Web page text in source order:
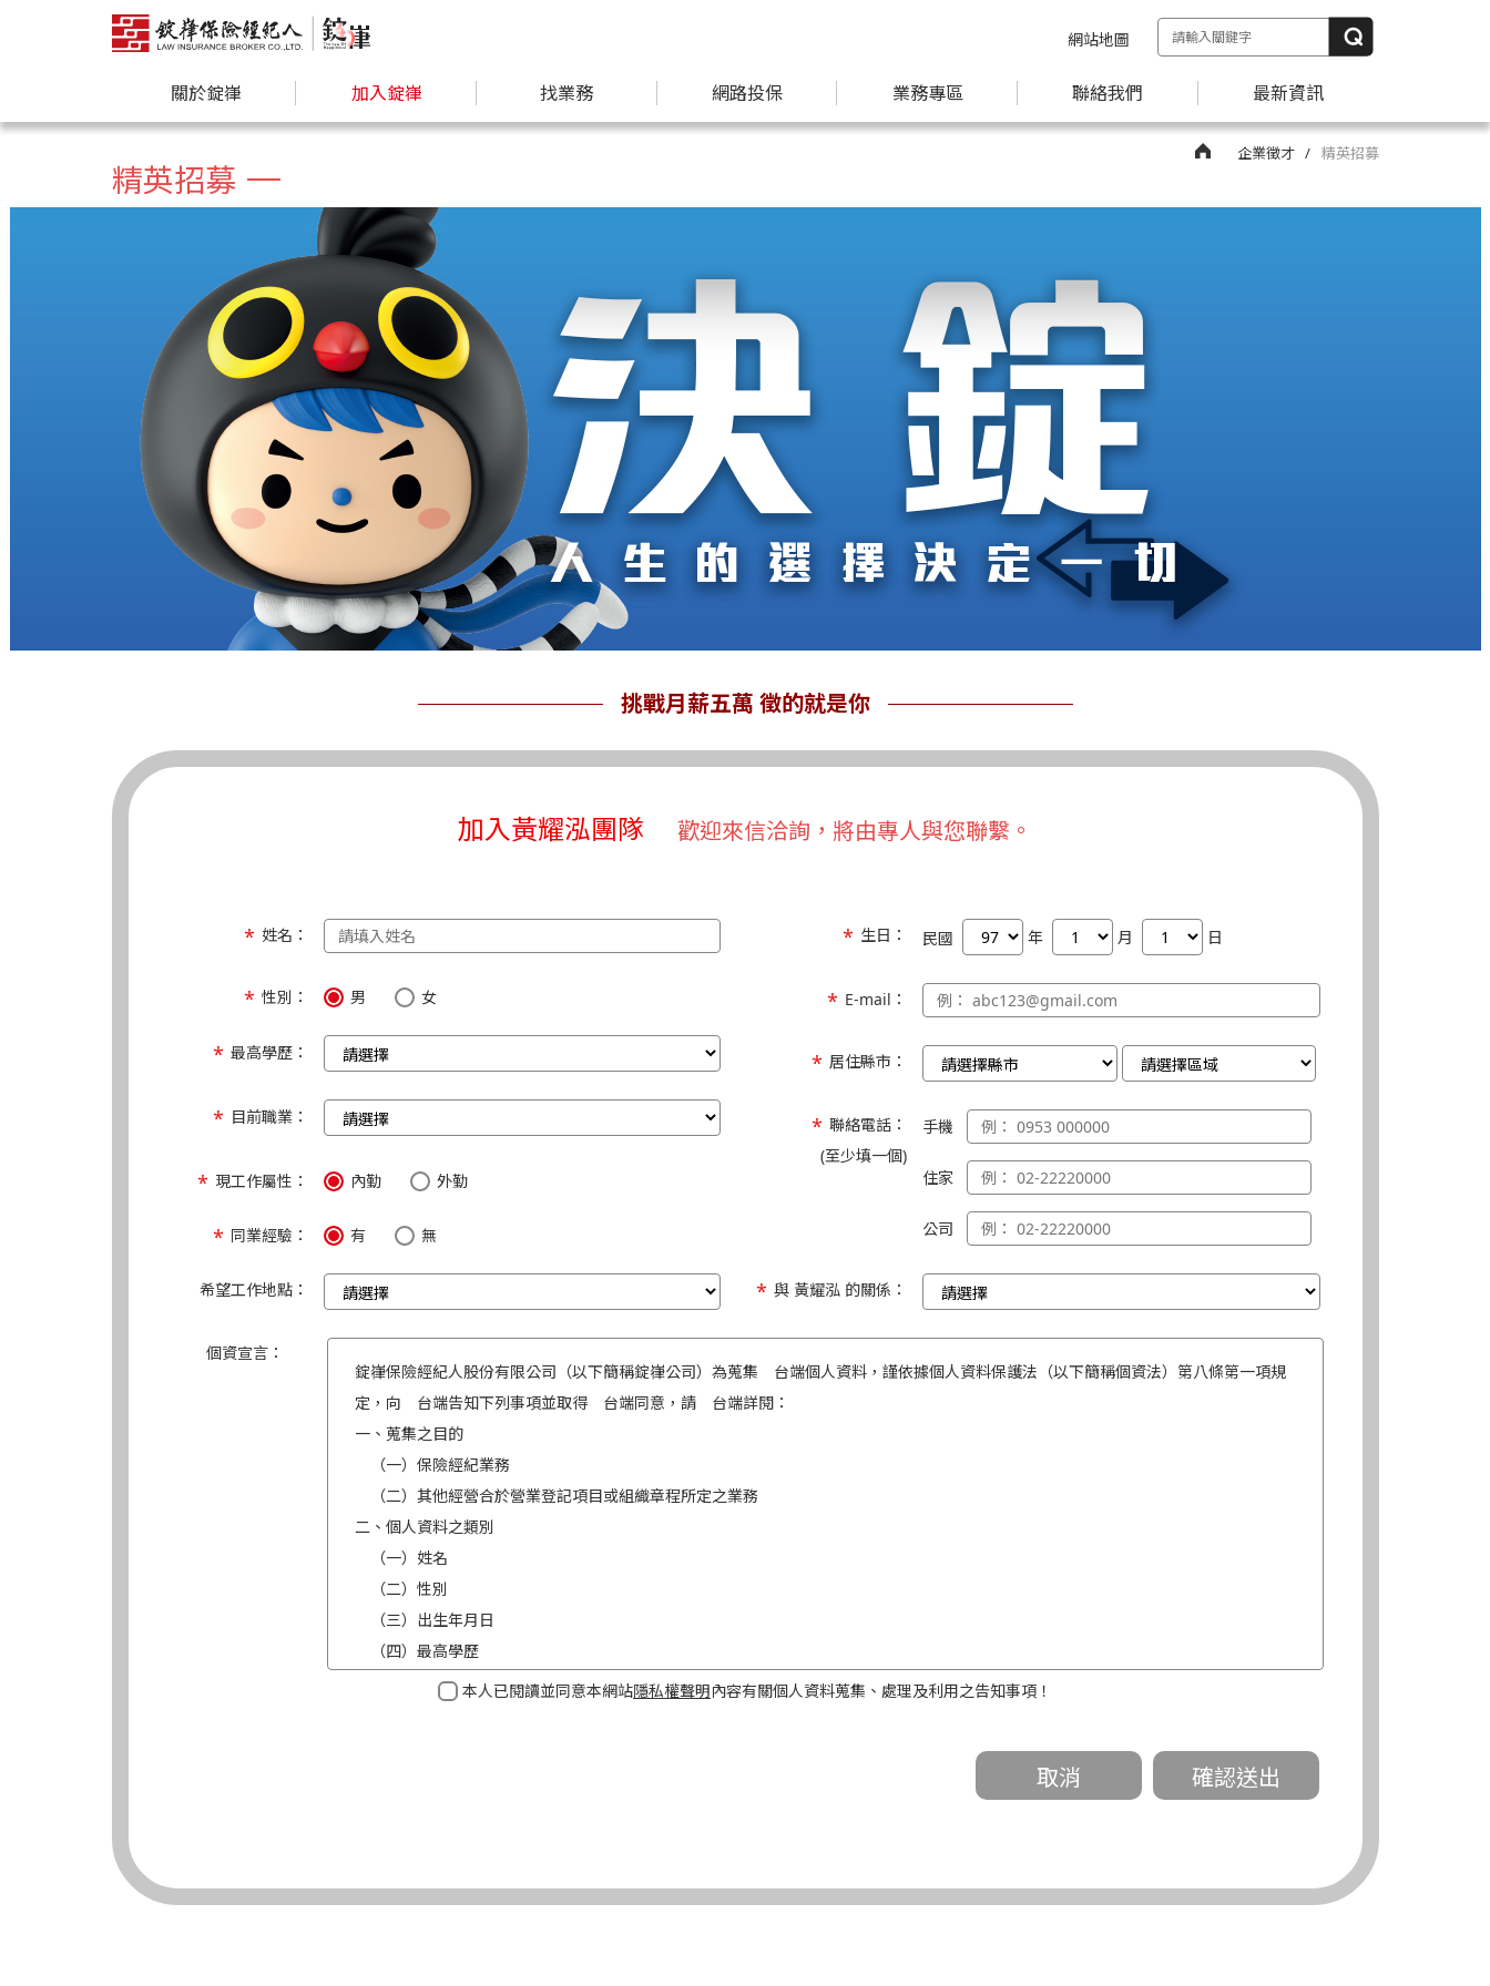
網站地圖
關於錠嵂 加入錠嵂 找業務 網路投保 業務專區 聯絡我們 最新資訊
企業徵才 精英招募
精英招募
挑戰月薪五萬 徵的就是你
加入黃耀泓團隊 歡迎來信洽詢，將由專人與您聯繫。
姓名：
性別： 男 女
最高學歷：
目前職業：
現工作屬性： 內勤 外勤
同業經驗： 有 無
希望工作地點：
生日： 民國 年 月 日
E-mail：
居住縣市：
聯絡電話：
(至少填一個)
手機
住家
公司
與 黃耀泓 的關係：
個資宣言：
錠嵂保險經紀人股份有限公司（以下簡稱錠嵂公司）為蒐集 台端個人資料，謹依據個人資料保護法（以下簡稱個資法）第八條第一項規
定，向 台端告知下列事項並取得 台端同意，請 台端詳閱：
一、蒐集之目的
（一）保險經紀業務
（二）其他經營合於營業登記項目或組織章程所定之業務
二、個人資料之類別
（一）姓名
（二）性別
（三）出生年月日
（四）最高學歷
（五）目前職業及工作屬性
本人已閱讀並同意本網站隱私權聲明內容有關個人資料蒐集、處理及利用之告知事項！